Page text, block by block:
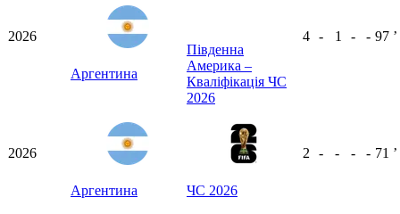
2026
Аргентина
Південна
Америка –
Кваліфікація ЧС
2026
4 - 1 - - 97 ʼ
2026
Аргентина ЧС 2026
2 - - - - 71 ʼ